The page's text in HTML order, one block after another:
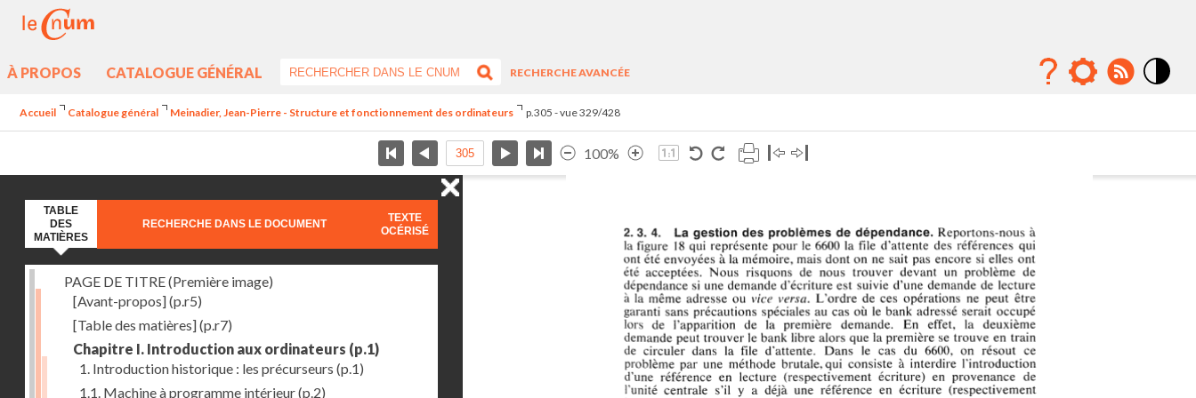
À PROPOS CATALOGUE GÉNÉRAL
RECHERCHE AVANCÉE
Accueil Catalogue général Meinadier, Jean-Pierre - Structure et fonctionnement des ordinateurs p.305 - vue 329/428
100%
TABLE
DES
MATIÈRES
RECHERCHE DANS LE DOCUMENT
TEXTE
OCÉRISÉ
PAGE DE TITRE (Première image)
[Avant-propos](p.r5)
[Table des matières](p.r7)
Chapitre I. Introduction aux ordinateurs (p.1)
1. Introduction historique : les précurseurs (p.1)
1.1. Machine à programme intérieur(p.2)